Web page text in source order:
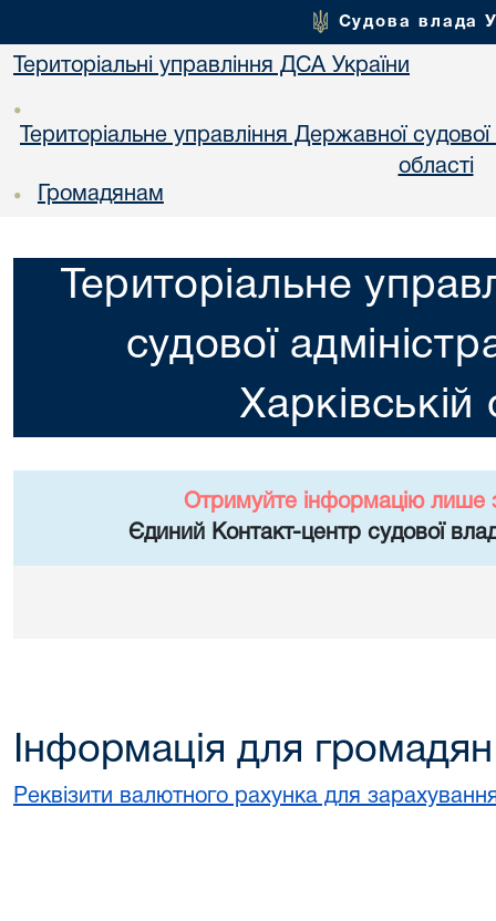
Судова влада
Територіальні управління ДСА України
•
Територіальне управління Державної судової
областi
• Громадянам
Територіальне
судової
Харкiвській
Отримуйте інформацію лише
Єдиний Контакт-центр судової
Інформація для громадян
Реквізити валютного рахунка для